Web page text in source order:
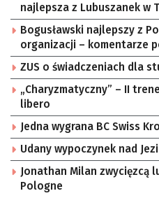
najlepsza z Lubuszanek w
Bogusławski najlepszy z
organizacji – komentarze
ZUS o świadczeniach dla
„Charyzmatyczny” – II
libero
Jedna wygrana BC Swiss
Udany wypoczynek nad
Jonathan Milan zwycięzcą
Pologne